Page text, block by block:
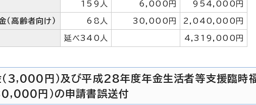
159人 6,000円 954,000円
高齢者向け） 68人 30,000円 2,040,000円
延べ340人 4,319,000円
円）及び平成28年度年金生活者等支援臨時
円）の申請書誤送付